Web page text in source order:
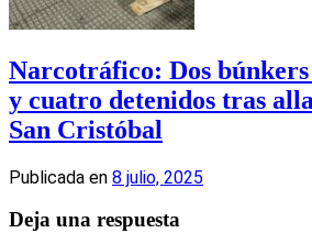
Narcotráfico: Dos
y cuatro detenidos tras
San Cristóbal
Publicada en 8 julio, 2025
Deja una respuesta